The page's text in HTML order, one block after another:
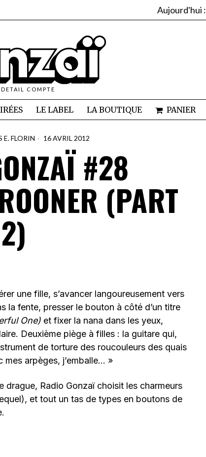
Aujourd'hui :
COMPTE
LE LABEL LA BOUTIQUE PANIER
E. FLORIN 16 AVRIL 2012
#28
(PART
2)
une fille, s’avancer langoureusement vers
la fente, presser le bouton à côté d’un titre
One) et fixer la nana dans les yeux,
Deuxième piège à filles : la guitare qui,
de torture des roucouleurs des quais
mes arpèges, j’emballe… »
drague, Radio Gonzaï choisit les charmeurs
et tout un tas de types en boutons de